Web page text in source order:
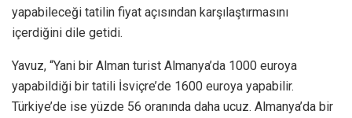
yapabileceği tatilin fiyat açısından karşılaştırmasını
içerdiğini dile getidi.
Yavuz, “Yani bir Alman turist Almanya’da 1000 euroya
yapabildiği bir tatili İsviçre’de 1600 euroya yapabilir.
Türkiye’de ise yüzde 56 oranında daha ucuz. Almanya’da bir